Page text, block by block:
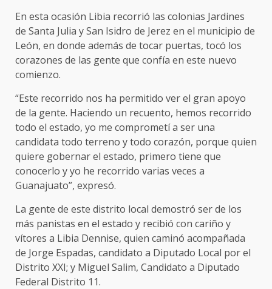
En esta ocasión Libia recorrió las colonias Jardines
de Santa Julia y San Isidro de Jerez en el municipio de
León, en donde además de tocar puertas, tocó los
corazones de las gente que confía en este nuevo
comienzo.
“Este recorrido nos ha permitido ver el gran apoyo
de la gente. Haciendo un recuento, hemos recorrido
todo el estado, yo me comprometí a ser una
candidata todo terreno y todo corazón, porque quien
quiere gobernar el estado, primero tiene que
conocerlo y yo he recorrido varias veces a
Guanajuato”, expresó.
La gente de este distrito local demostró ser de los
más panistas en el estado y recibió con cariño y
vítores a Libia Dennise, quien caminó acompañada
de Jorge Espadas, candidato a Diputado Local por el
Distrito XXI; y Miguel Salim, Candidato a Diputado
Federal Distrito 11.